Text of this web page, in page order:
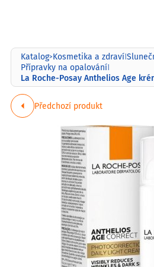
Katalog>Kosmetika a zdraví|
Přípravky na opalování|
La Roche-Posay Anthelios Age
Předchozí produkt